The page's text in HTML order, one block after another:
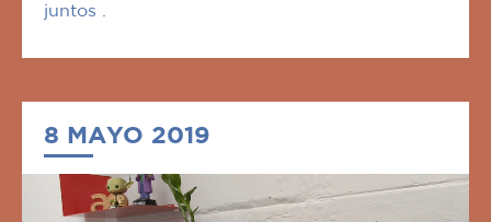
juntos .
8 MAYO 2019